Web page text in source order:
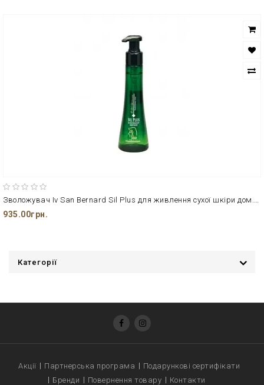
935.00грн.
Категорії
Акції Партнерська програма
Подарункові сертифікати
Бренди
Повернення товару Контакти